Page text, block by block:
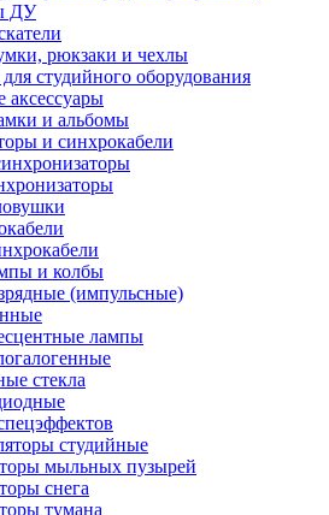
ДУ
рюкзаки и чехлы
студийного оборудования
аксессуары
и альбомы
и синхрокабели
и колбы
(импульсные)
лампы
стекла
студийные
мыльных пузырей
снега
тумана